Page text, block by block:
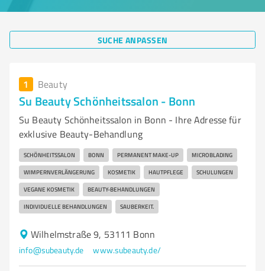
SUCHE ANPASSEN
1 Beauty
Su Beauty Schönheitssalon - Bonn
Su Beauty Schönheitssalon in Bonn - Ihre Adresse für
exklusive Beauty-Behandlung
SCHÖNHEITSSALON BONN PERMANENT MAKE-UP MICROBLADING
WIMPERNVERLÄNGERUNG KOSMETIK HAUTPFLEGE SCHULUNGEN
VEGANE KOSMETIK BEAUTY-BEHANDLUNGEN
INDIVIDUELLE BEHANDLUNGEN SAUBERKEIT.
Wilhelmstraße 9, 53111 Bonn
info@subeauty.de www.subeauty.de/